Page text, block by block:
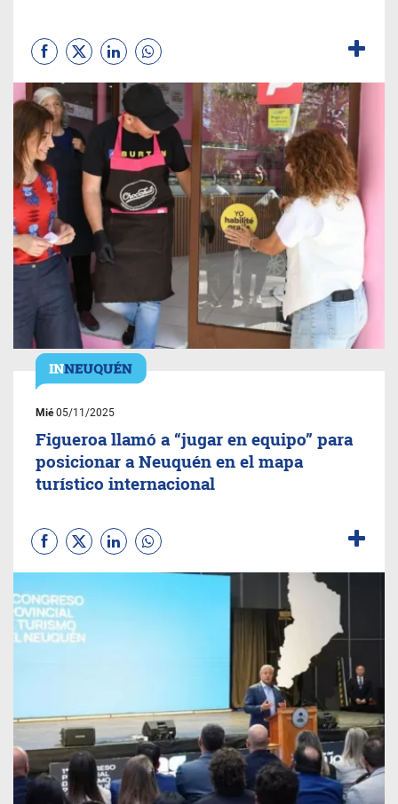
Mié05/11/2025
Figueroa llamó a “jugar en equipo” para
posicionar a Neuquén en el mapa
turístico internacional